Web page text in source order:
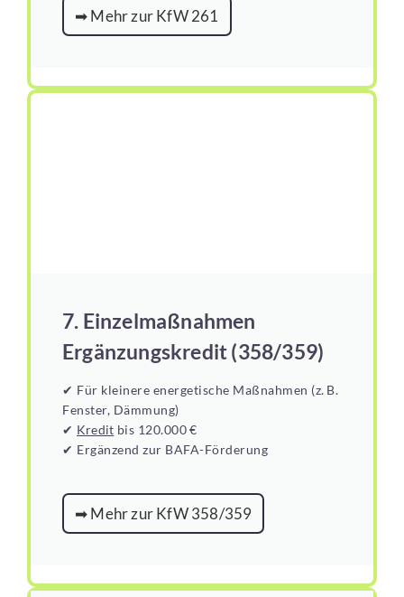
➡ Mehr zur KfW 261
7. Einzelmaßnahmen
Ergänzungskredit (358/359)
✔ Für kleinere energetische Maßnahmen (z. B.
Fenster, Dämmung)
✔ Kredit bis 120.000 €
✔ Ergänzend zur BAFA-Förderung
➡ Mehr zur KfW 358/359